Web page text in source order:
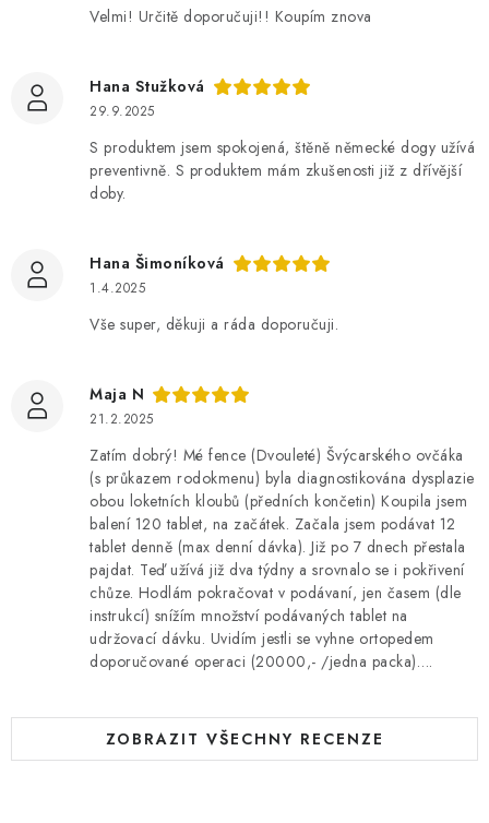
Velmi! Určitě doporučuji!! Koupím znova
Hana Stužková
29.9.2025
S produktem jsem spokojená, štěně německé dogy užívá
preventivně. S produktem mám zkušenosti již z dřívější
doby.
Hana Šimoníková
1.4.2025
Vše super, děkuji a ráda doporučuji.
Maja N
21.2.2025
Zatím dobrý! Mé fence (Dvouleté) Švýcarského ovčáka
(s průkazem rodokmenu) byla diagnostikována dysplazie
obou loketních kloubů (předních končetin) Koupila jsem
balení 120 tablet, na začátek. Začala jsem podávat 12
tablet denně (max denní dávka). Již po 7 dnech přestala
pajdat. Teď užívá již dva týdny a srovnalo se i pokřivení
chůze. Hodlám pokračovat v podávaní, jen časem (dle
instrukcí) snížím množství podávaných tablet na
udržovací dávku. Uvidím jestli se vyhne ortopedem
doporučované operaci (20000,- /jedna packa)….
ZOBRAZIT VŠECHNY RECENZE